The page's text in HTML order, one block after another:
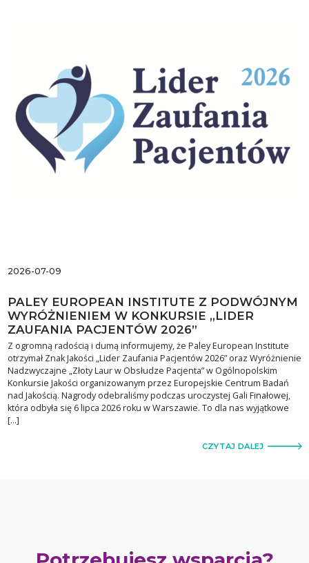
2026-07-09
PALEY EUROPEAN INSTITUTE Z PODWÓJNYM
WYRÓŻNIENIEM W KONKURSIE „LIDER
ZAUFANIA PACJENTÓW 2026”
Z ogromną radością i dumą informujemy, że Paley European Institute
otrzymał Znak Jakości „Lider Zaufania Pacjentów 2026” oraz Wyróżnienie
Nadzwyczajne „Złoty Laur w Obsłudze Pacjenta” w Ogólnopolskim
Konkursie Jakości organizowanym przez Europejskie Centrum Badań
nad Jakością. Nagrody odebraliśmy podczas uroczystej Gali Finałowej,
która odbyła się 6 lipca 2026 roku w Warszawie. To dla nas wyjątkowe
[…]
CZYTAJ DALEJ